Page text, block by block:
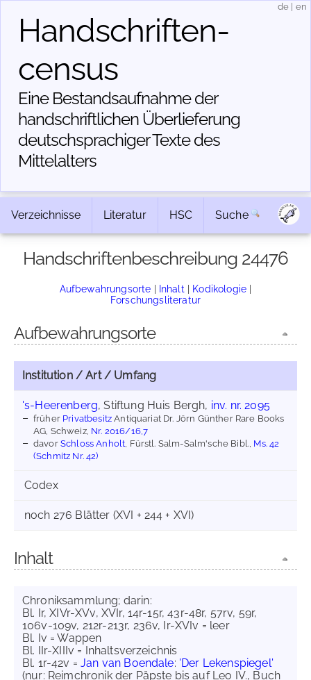
Handschriften­
census
Eine Bestandsaufnahme der
handschriftlichen Über­lieferung
deutschsprachiger Texte des
Mittelalters
de en
Verzeichnisse Literatur HSC Suche
Handschriftenbeschreibung 24476
Aufbewahrungsorte | Inhalt | Kodikologie |
Forschungsliteratur
Aufbewahrungsorte
Institution / Art / Umfang
's-Heerenberg, Stiftung Huis Bergh, inv. nr. 2095
früher PrivatbesitzAntiquariat Dr. Jörn Günther Rare Books
AG, Schweiz, Nr. 2016/16,7
davorSchloss Anholt , Fürstl. Salm-Salm'sche Bibl., Ms. 42
(Schmitz Nr. 42)
Codex
noch 276 Blätter (XVI + 244 + XVI)
Inhalt
Chroniksammlung; darin:
Bl. Ir, XIVr-XVv, XVIr, 14r-15r, 43r-48r, 57rv, 59r,
106v-109v, 212r-213r, 236v, Ir-XVIv = leer
Bl. Iv = Wappen
Bl. IIr-XIIIv = Inhaltsverzeichnis
Bl. 1r-42v =Jan van Boendale: 'Der Lekenspiegel'
(nur: Reimchronik der Päpste bis auf Leo IV., Buch